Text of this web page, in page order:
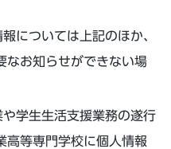
については上記のほか、
なお知らせができない場
学生生活支援業務の遂行
高等専門学校に個人情報